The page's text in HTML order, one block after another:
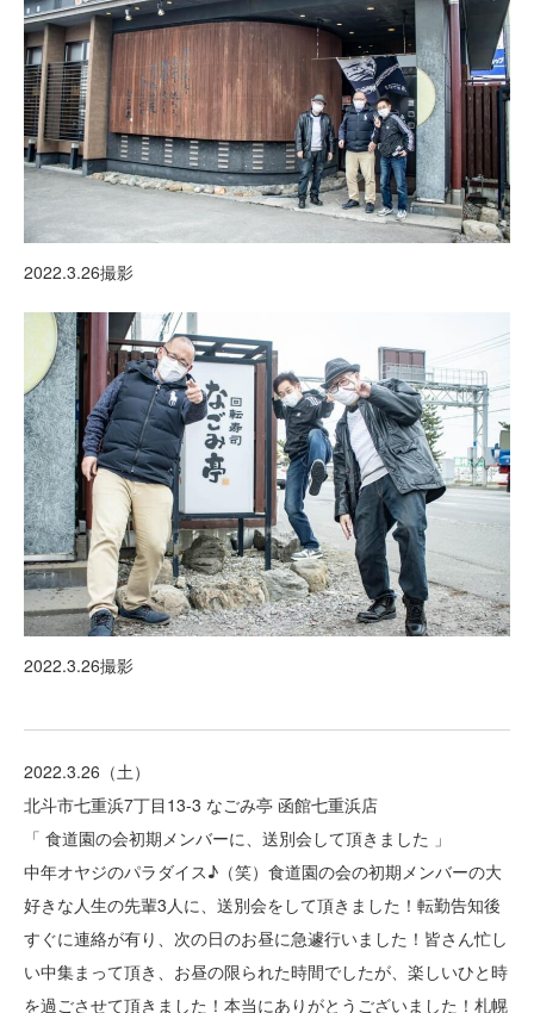
2022.3.26撮影
2022.3.26撮影
2022.3.26（土）
北斗市七重浜7丁目13-3 なごみ亭 函館七重浜店
「 食道園の会初期メンバーに、送別会して頂きました 」
中年オヤジのパラダイス♪（笑）食道園の会の初期メンバーの大
好きな人生の先輩3人に、送別会をして頂きました！転勤告知後
すぐに連絡が有り、次の日のお昼に急遽行いました！皆さん忙し
い中集まって頂き、お昼の限られた時間でしたが、楽しいひと時
を過ごさせて頂きました！本当にありがとうございました！札幌